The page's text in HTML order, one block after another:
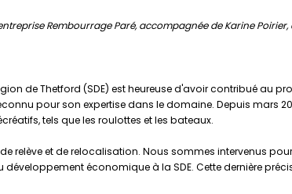
Rembourrage Paré, accompagnée de Karine
de Thetford (SDE) est heureuse d'avoir contribué au
pour son expertise dans le domaine. Depuis mars
tels que les roulottes et les bateaux.
relève et de relocalisation. Nous sommes intervenus
économique à la SDE. Cette dernière